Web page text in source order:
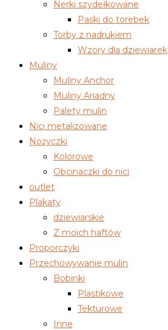
Nerki szydełkowane
Paski do torebek
Torby z nadrukiem
Wzory dla dziewiarek
Muliny
Muliny Anchor
Muliny Ariadny
Palety mulin
Nici metalizowane
Nożyczki
Kolorowe
Obcinaczki do nici
outlet
Plakaty
dziewiarskie
Z moich haftów
Proporczyki
Przechowywanie mulin
Bobinki
Plastikowe
Tekturowe
Inne